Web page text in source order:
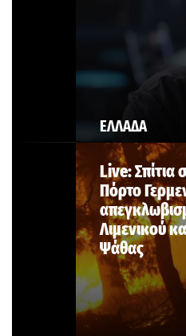
ΕΛΛΑΔΑ
Live: Σπίτια
Πόρτο
Λιμενικού
Ψάθας